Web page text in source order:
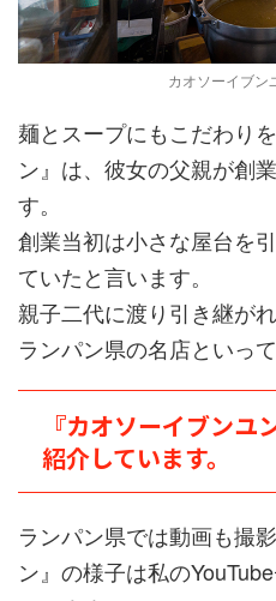
カオソーイブン
麺とスープにもこだわり
ン』は、彼女の父親が創
す。
創業当初は小さな屋台を
ていたと言います。
親子二代に渡り引き継が
ランパン県の名店といっ
『カオソーイブン
紹介しています。
ランパン県では動画も撮
ン』の様子は私の